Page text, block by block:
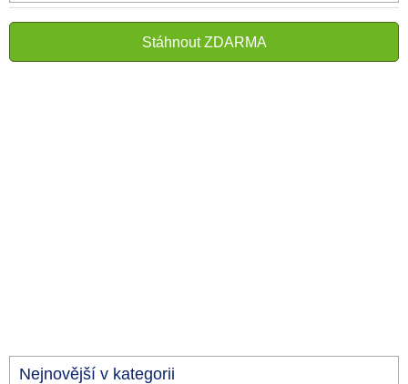
Stáhnout ZDARMA
Nejnovější v kategorii